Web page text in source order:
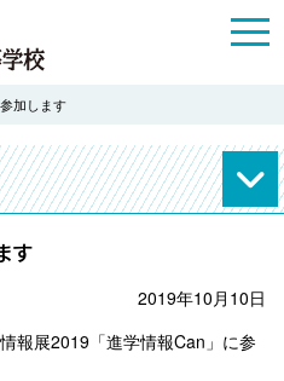
加します
す
2019年10月10日
報展2019「進学情報Can」に参